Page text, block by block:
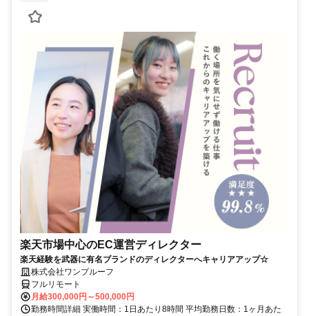
楽天市場中心のEC運営ディレクター
楽天経験を武器に有名ブランドのディレクターへキャリアアップ☆
株式会社ワンプルーフ
フルリモート
月給300,000円～500,000円
勤務時間詳細 実働時間：1日あたり8時間 平均勤務日数：1ヶ月あた